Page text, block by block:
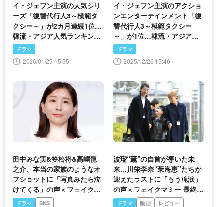
イ・ジェフン主演の人気シリ
ーズ「復讐代行人3～模範タ
クシー～」が2カ月連続1位…
韓流・アジア人気ランキング
発表＜Lemino＞
ドラマ
2026/01/29 15:35
イ・ジェフン主演のアクショ
ンエンターテインメント「復
讐代行人3～模範タクシー
～」が1位…韓流・アジア人
気ランキング発表＜Lemino
＞
ドラマ
2025/12/26 15:46
田中みな実&笠松将&高嶋龍
之介、本当の家族のようなオ
フショットに「写真みたら泣
けてくる」の声＜フェイクマ
ミー＞
ドラマ SNS
波瑠“薫”の自首が導いた未
来…川栄李奈“茉海恵”たちが
迎えたラストに「もう滝涙」
の声＜フェイクマミー 最終話
＞ドラマ 動画 レビュー